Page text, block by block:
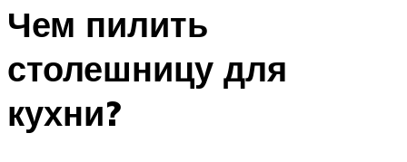
Чем пилить
столешницу для
кухни?